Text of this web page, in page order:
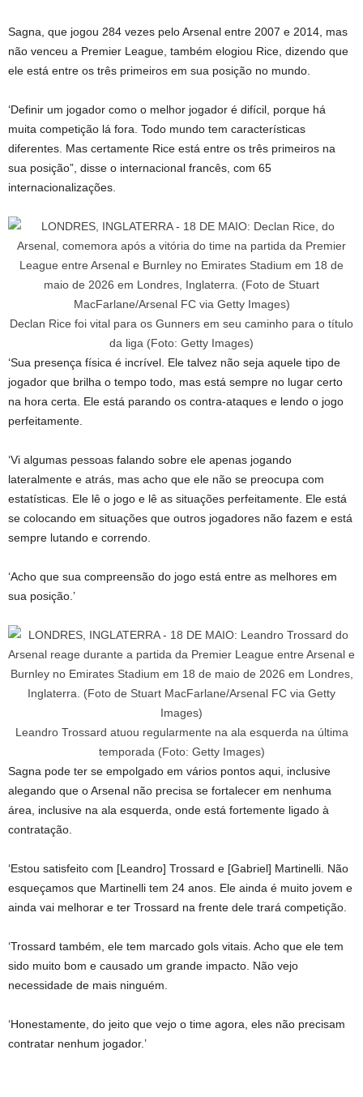
Sagna, que jogou 284 vezes pelo Arsenal entre 2007 e 2014, mas
não venceu a Premier League, também elogiou Rice, dizendo que
ele está entre os três primeiros em sua posição no mundo.
‘Definir um jogador como o melhor jogador é difícil, porque há
muita competição lá fora. Todo mundo tem características
diferentes. Mas certamente Rice está entre os três primeiros na
sua posição”, disse o internacional francês, com 65
internacionalizações.
Declan Rice foi vital para os Gunners em seu caminho para o título
da liga (Foto: Getty Images)
‘Sua presença física é incrível. Ele talvez não seja aquele tipo de
jogador que brilha o tempo todo, mas está sempre no lugar certo
na hora certa. Ele está parando os contra-ataques e lendo o jogo
perfeitamente.
‘Vi algumas pessoas falando sobre ele apenas jogando
lateralmente e atrás, mas acho que ele não se preocupa com
estatísticas. Ele lê o jogo e lê as situações perfeitamente. Ele está
se colocando em situações que outros jogadores não fazem e está
sempre lutando e correndo.
‘Acho que sua compreensão do jogo está entre as melhores em
sua posição.’
Leandro Trossard atuou regularmente na ala esquerda na última
temporada (Foto: Getty Images)
Sagna pode ter se empolgado em vários pontos aqui, inclusive
alegando que o Arsenal não precisa se fortalecer em nenhuma
área, inclusive na ala esquerda, onde está fortemente ligado à
contratação.
‘Estou satisfeito com [Leandro] Trossard e [Gabriel] Martinelli. Não
esqueçamos que Martinelli tem 24 anos. Ele ainda é muito jovem e
ainda vai melhorar e ter Trossard na frente dele trará competição.
‘Trossard também, ele tem marcado gols vitais. Acho que ele tem
sido muito bom e causado um grande impacto. Não vejo
necessidade de mais ninguém.
‘Honestamente, do jeito que vejo o time agora, eles não precisam
contratar nenhum jogador.’